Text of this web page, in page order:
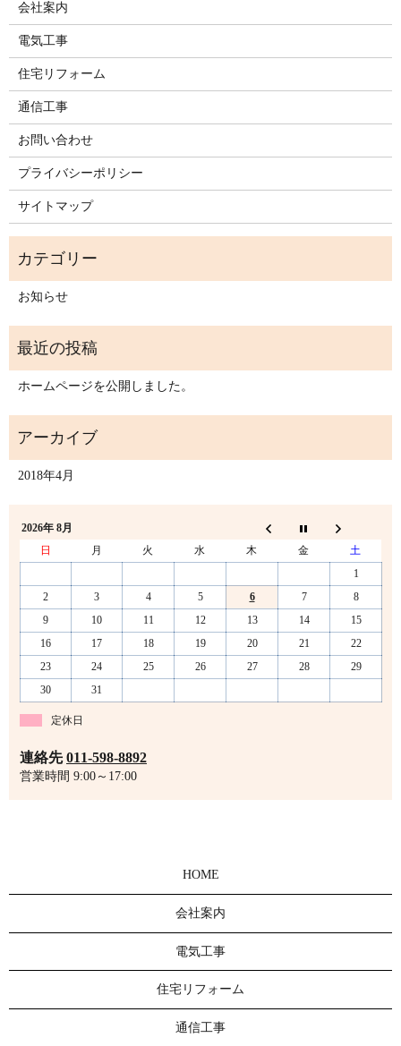
会社案内
電気工事
住宅リフォーム
通信工事
お問い合わせ
プライバシーポリシー
サイトマップ
お知らせ
ホームページを公開しました。
2018年4月
2026年 8月
日
月 火 水 木 金
土
1
2
3 4 5 6 7
8
9
10 11 12 13 14
15
16
17 18 19 20 21
22
23
24 25 26 27 28
29
30
31
定休日
連絡先011-598-8892
営業時間 9:00～17:00
HOME
会社案内
電気工事
住宅リフォーム
通信工事